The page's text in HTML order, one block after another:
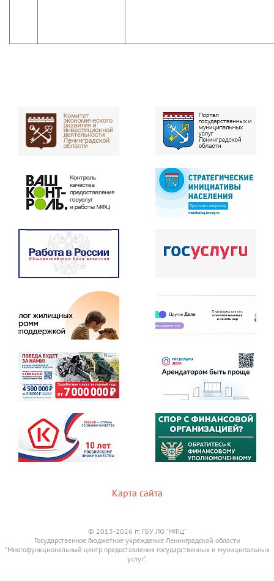
Карта сайта
© 2013-2026 гг. ГБУ ЛО "МФЦ"
Государственное бюджетное учреждение Ленинградской области
"Многофункциональный центр предоставления государственных и муниципальных
услуг".